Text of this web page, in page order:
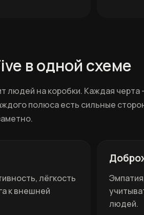
в одной схеме
людей на коробки. Каждая
полюса есть сильные
лёгкость
к внешней
людей.